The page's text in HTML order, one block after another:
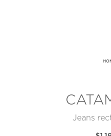
Jeans